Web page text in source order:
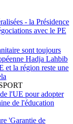
- la Présidence
avec le PE
sont toujours
Hadja Lahbib
et la région reste une
l'UE pour adopter
de l'éducation
'Garantie de